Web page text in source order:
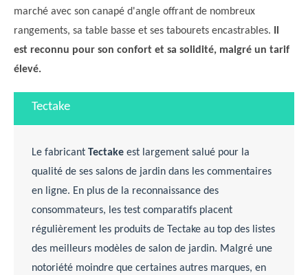
marché avec son canapé d'angle offrant de nombreux
rangements, sa table basse et ses tabourets encastrables.
est reconnu pour son confort et sa solidité, malgré un tarif
élevé.
Tectake
Le fabricant Tectakeest largement salué pour la
qualité de ses salons de jardin dans les commentaires
en ligne. En plus de la reconnaissance des
consommateurs, les test comparatifs placent
régulièrement les produits de Tectake au top des listes
des meilleurs modèles de salon de jardin. Malgré une
notoriété moindre que certaines autres marques, en